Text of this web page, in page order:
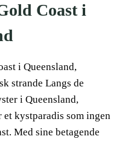
Coast i
i Queensland,
strande Langs de
i Queensland,
kystparadis som ingen
Med sine betagende